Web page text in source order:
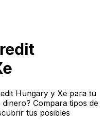
Hungary y Xe para tu
Compara tipos de
tus posibles